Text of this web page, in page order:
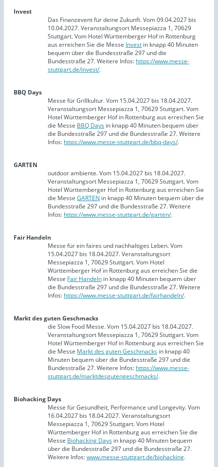
Invest
Das Finanzevent für deine Zukunft. Vom 09.04.2027 bis
10.04.2027. Veranstaltungsort Messepiazza 1, 70629
Stuttgart. Vom Hotel Württemberger Hof in Rottenburg
aus erreichen Sie die Messe Invest in knapp 40 Minuten
bequem über die Bundesstraße 297 und die
Bundesstraße 27. Weitere Infos: https://www.messe-
stuttgart.de/invest/.
BBQ Days
Messe für Grillkultur. Vom 15.04.2027 bis 18.04.2027.
Veranstaltungsort Messepiazza 1, 70629 Stuttgart. Vom
Hotel Württemberger Hof in Rottenburg aus erreichen Sie
die Messe BBQ Days in knapp 40 Minuten bequem über
die Bundesstraße 297 und die Bundesstraße 27. Weitere
Infos: https://www.messe-stuttgart.de/bbq-days/.
GARTEN
outdoor ambiente. Vom 15.04.2027 bis 18.04.2027.
Veranstaltungsort Messepiazza 1, 70629 Stuttgart. Vom
Hotel Württemberger Hof in Rottenburg aus erreichen Sie
die Messe GARTEN in knapp 40 Minuten bequem über die
Bundesstraße 297 und die Bundesstraße 27. Weitere
Infos: https://www.messe-stuttgart.de/garten/.
Fair Handeln
Messe für ein faires und nachhaltiges Leben. Vom
15.04.2027 bis 18.04.2027. Veranstaltungsort
Messepiazza 1, 70629 Stuttgart. Vom Hotel
Württemberger Hof in Rottenburg aus erreichen Sie die
Messe Fair Handeln in knapp 40 Minuten bequem über
die Bundesstraße 297 und die Bundesstraße 27. Weitere
Infos: https://www.messe-stuttgart.de/fairhandeln/.
Markt des guten Geschmacks
die Slow Food Messe. Vom 15.04.2027 bis 18.04.2027.
Veranstaltungsort Messepiazza 1, 70629 Stuttgart. Vom
Hotel Württemberger Hof in Rottenburg aus erreichen Sie
die Messe Markt des guten Geschmacks in knapp 40
Minuten bequem über die Bundesstraße 297 und die
Bundesstraße 27. Weitere Infos: https://www.messe-
stuttgart.de/marktdesgutengeschmacks/.
Biohacking Days
Messe für Gesundheit, Performance und Longevity. Vom
16.04.2027 bis 18.04.2027. Veranstaltungsort
Messepiazza 1, 70629 Stuttgart. Vom Hotel
Württemberger Hof in Rottenburg aus erreichen Sie die
Messe Biohacking Days in knapp 40 Minuten bequem
über die Bundesstraße 297 und die Bundesstraße 27.
Weitere Infos:www.messe-stuttgart.de/biohacking.